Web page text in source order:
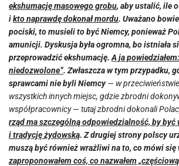
ekshumację masowego grobu, aby ustalić, ile
ikto naprawdę dokonał mordu. Uważano
pociski, to musieli to być Niemcy, ponieważ
amunicji. Dyskusja była ogromna, bo istniała
przeprowadzić ekshumację. A ja
niedozwolone”. Zwłaszcza w tym przypadku,
sprawcami nie byli Niemcy— w
wszystkich innych miejsc, gdzie zbrodni
współpracownicy — tutaj zbrodni dokonali
rząd ma szczególną odpowiedzialność, by być
i tradycję żydowską. Z drugiej strony polscy
muszą być również wrażliwi na to, co mówi się
zaproponowałem coś, co nazwałem